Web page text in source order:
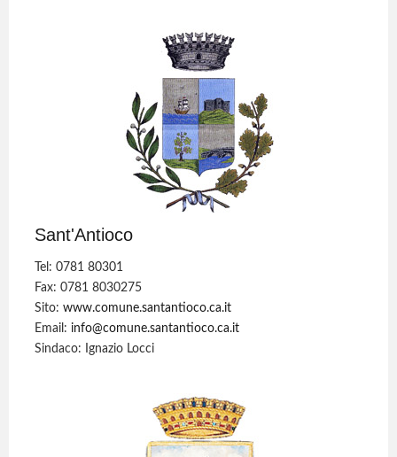
Sant'Antioco
Tel: 0781 80301
Fax: 0781 8030275
Sito:www.comune.santantioco.ca.it
Email: info@comune.santantioco.ca.it
Sindaco: Ignazio Locci